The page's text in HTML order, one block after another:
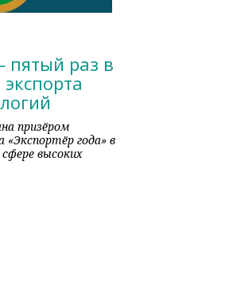
пятый раз в
призёром
«Экспортёр года» в
высоких